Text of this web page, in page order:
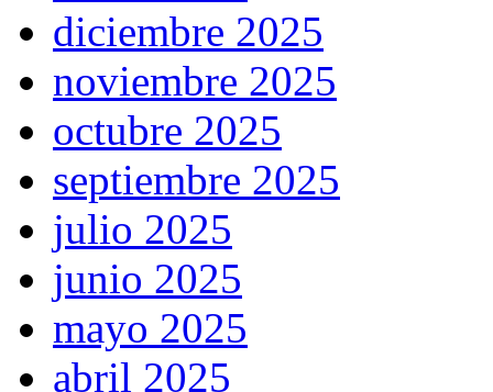
diciembre 2025
noviembre 2025
octubre 2025
septiembre 2025
julio 2025
junio 2025
mayo 2025
abril 2025